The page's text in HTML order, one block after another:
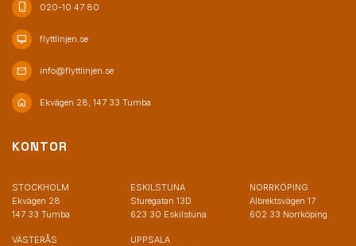
phone_iphone 020-10 47 80
desktop_mac flyttlinjen.se
mail info@flyttlinjen.se
home Ekvägen 28, 147 33 Tumba
KONTOR
STOCKHOLM
Ekvägen 28
147 33 Tumba
VÄSTERÅS
ESKILSTUNA
Sturegatan 13D
623 30 Eskilstuna
UPPSALA
NORRKÖPING
Albrektsvägen 17
602 33 Norrköping